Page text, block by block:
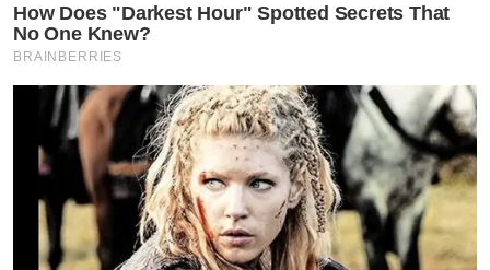
How Does "Darkest Hour" Spotted Secrets That
No One Knew?
BRAINBERRIES